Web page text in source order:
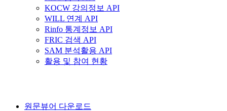
KOCW 강의정보 API
WILL 연계 API
Rinfo 통계정보 API
FRIC 검색 API
SAM 분석활용 API
활용 및 참여 현황
원문뷰어 다운로드